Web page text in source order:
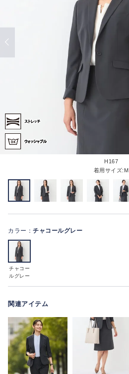
H167
着用サイズ:M
カラー： チャコールグレー
チャコー
ルグレー
関連アイテム